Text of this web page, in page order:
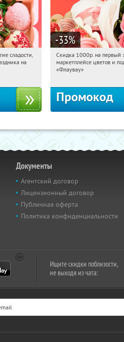
Получили:
сладости,
на
-33%
21:27:04
Россия
Скидка 1000р. на первый
маркетплейсе цветов и
«Флаувау»
Промокод
Документы
Агентский договор
Лицензионный договор
Публичная оферта
Политика конфиденциальности
Ищите скидки поблизости,
не выходя из чата: